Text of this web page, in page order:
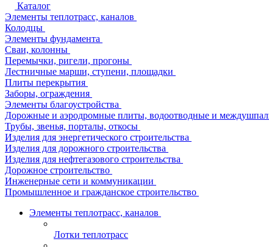
Каталог
Элементы теплотрасс, каналов
Колодцы
Элементы фундамента
Сваи, колонны
Перемычки, ригели, прогоны
Лестничные марши, ступени, площадки
Плиты перекрытия
Заборы, ограждения
Элементы благоустройства
Дорожные и аэродромные плиты, водоотводные и
Трубы, звенья, порталы, откосы
Изделия для энергетического строительства
Изделия для дорожного строительства
Изделия для нефтегазового строительства
Дорожное строительство
Инженерные сети и коммуникации
Промышленное и гражданское строительство
Элементы теплотрасс, каналов
Лотки теплотрасс